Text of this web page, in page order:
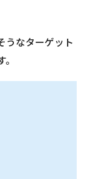
うなターゲット